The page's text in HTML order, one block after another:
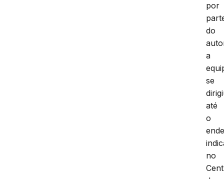
por
do
a
se
até
o
no